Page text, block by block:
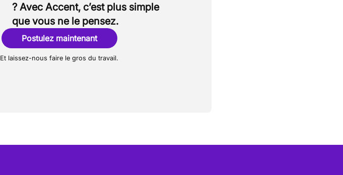
? Avec Accent, c’est plus simple
que vous ne le pensez.
Postulez maintenant
Et laissez-nous faire le gros du travail.